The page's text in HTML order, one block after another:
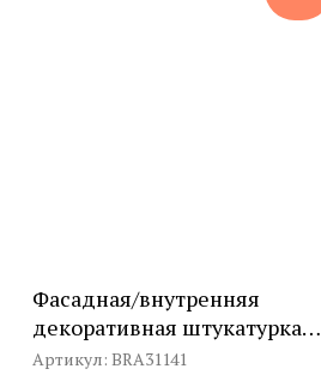
Фасадная/внутренняя
декоративная штукатурка
"Короед" ЛЮКС
Артикул: BRA31141